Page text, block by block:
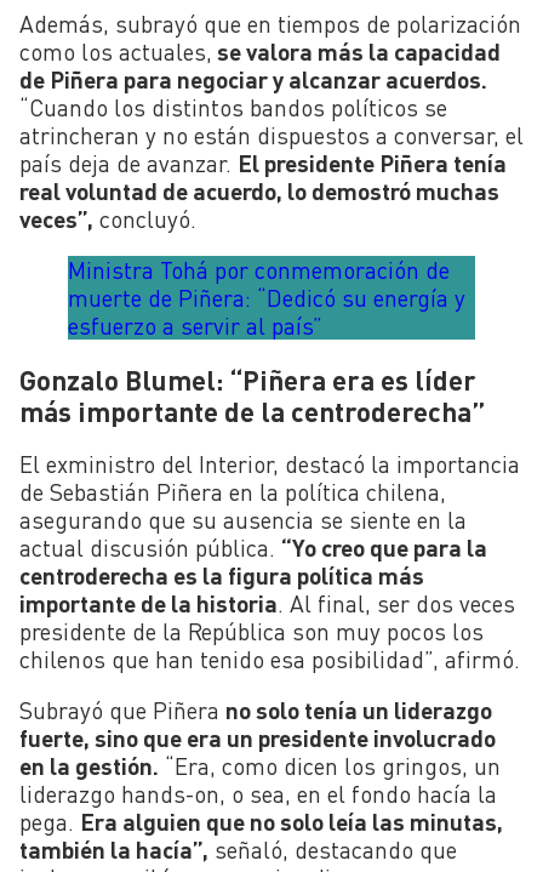
Además, subrayó que en tiempos de polarización
como los actuales, se valora más la capacidad
de Piñera para negociar y alcanzar acuerdos.
“Cuando los distintos bandos políticos se
atrincheran y no están dispuestos a conversar, el
país deja de avanzar. El presidente Piñera tenía
real voluntad de acuerdo, lo demostró muchas
veces”, concluyó.
Ministra Tohá por conmemoración de
muerte de Piñera: “Dedicó su energía y
esfuerzo a servir al país”
Gonzalo Blumel: “Piñera era es líder
más importante de la centroderecha”
El exministro del Interior, destacó la importancia
de Sebastián Piñera en la política chilena,
asegurando que su ausencia se siente en la
actual discusión pública. “Yo creo que para la
centroderecha es la figura política más
importante de la historia. Al final, ser dos veces
presidente de la República son muy pocos los
chilenos que han tenido esa posibilidad”, afirmó.
Subrayó que Piñera no solo tenía un liderazgo
fuerte, sino que era un presidente involucrado
en la gestión. “Era, como dicen los gringos, un
liderazgo hands-on, o sea, en el fondo hacía la
pega. Era alguien que no solo leía las minutas,
también la hacía”, señaló, destacando que